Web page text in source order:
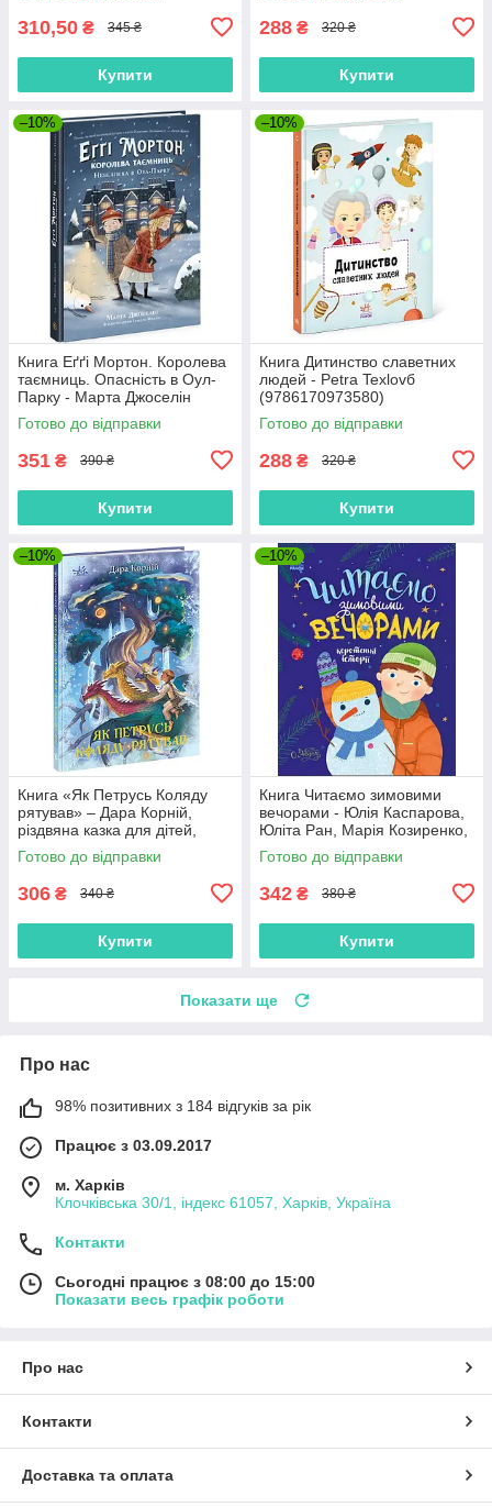
310,50 ₴ 345 ₴
Купити
288 ₴ 320 ₴
Купити
–10%
Книга Еґґі Мортон. Королева
таємниць. Опасність в Оул-
Парку - Марта Джоселін
(9786170971692)
Готово до відправки
351 ₴ 390 ₴
Купити
–10%
Книга Дитинство славетних
людей - Petra Texlovб
(9786170973580)
Готово до відправки
288 ₴ 320 ₴
Купити
–10%
Книга «Як Петрусь Коляду
рятував» – Дара Корній,
різдвяна казка для дітей,
зимова історія, українська
книга (9786170979926)
Готово до відправки
306 ₴ 340 ₴
Купити
–10%
Книга Читаємо зимовими
вечорами - Юлія Каспарова,
Юліта Ран, Марія Козиренко,
Ганна Макуліна, Інна
Конопленко, Катерина
Готово до відправки
342 ₴ 380 ₴
Купити
Показати ще
Про нас
98% позитивних з 184 відгуків за рік
Працює з 03.09.2017
м. Харків
Клочківська 30/1, індекс 61057, Харків, Україна
Контакти
Сьогодні працює з 08:00 до 15:00
Показати весь графік роботи
Про нас
Контакти
Доставка та оплата